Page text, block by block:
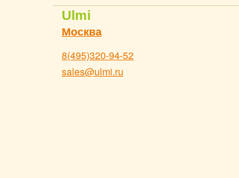
Ulmi
Москва
8(495)320-94-52
sales@ulmi.ru